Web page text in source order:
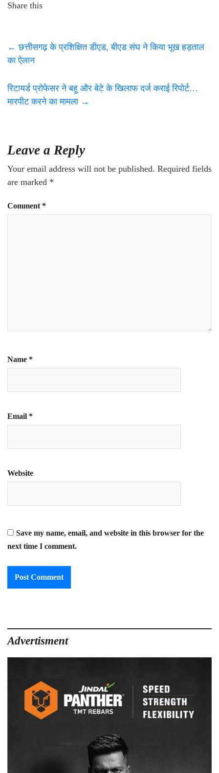
Share this
← छत्तीसगढ़ के प्रशिक्षित डीएड, बीएड संघ ने किया भूख हड़ताल
का ऐलान
रिटायर्ड प्रोफेसर ने बहू और बेटे के खिलाफ दर्ज कराई रिपोर्ट…
मारपीट करने का मामला →
Leave a Reply
Your email address will not be published. Required fields
are marked *
Comment *
Name *
Email *
Website
Save my name, email, and website in this browser for the
next time I comment.
Advertisment